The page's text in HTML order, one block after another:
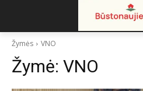
Žymės VNO
Žymė: VNO